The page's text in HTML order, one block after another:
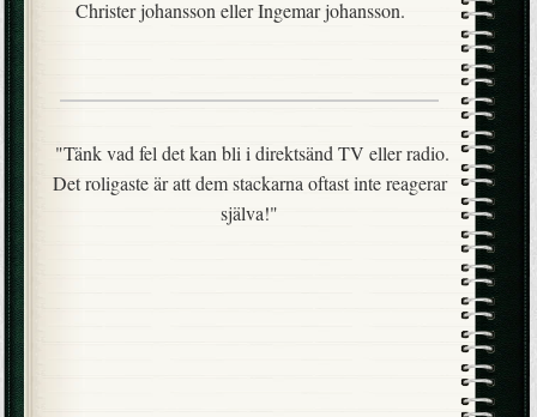
Christer johansson eller Ingemar johansson.
"Tänk vad fel det kan bli i direktsänd TV eller radio.
Det roligaste är att dem stackarna oftast inte reagerar
själva!"